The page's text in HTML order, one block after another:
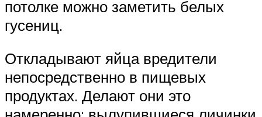
потолке можно заметить белых
гусениц.
Откладывают яйца вредители
непосредственно в пищевых
продуктах. Делают они это